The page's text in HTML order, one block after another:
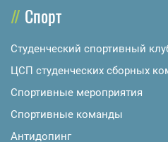
Спорт
Студенческий спортивный
ЦСП студенческих сборных
Спортивные мероприятия
Спортивные команды
Антидопинг